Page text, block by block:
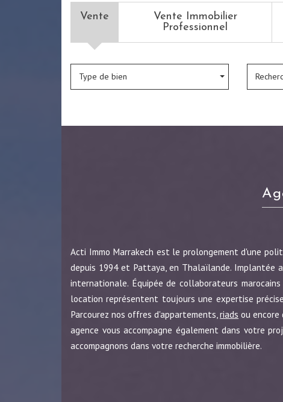
Vente
Vente Immobilier
Professionnel
Type de bien
Acti Immo Marrakech est le prolongement d'une
depuis 1994 et Pattaya, en Thalaïlande. Implantée
internationale. Équipée de collaborateurs
location représentent toujours une expertise
Parcourez nos offres d'appartements,riads ou
agence vous accompagne également dans votre
accompagnons dans votre recherche immobilière.